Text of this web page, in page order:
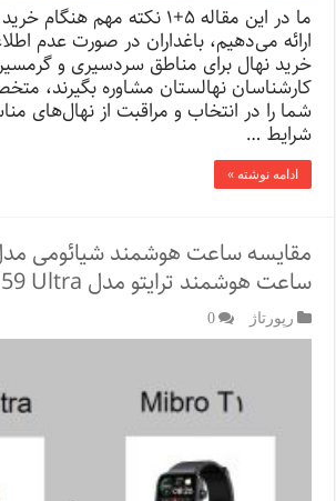
ما در این مقاله ۵+۱ نکته مهم
ارائه می‌دهیم، باغداران در صورت عدم
خرید نهال برای مناطق سردسیری و
کارشناسان نهالستان مشاوره بگیرند،
شما را در انتخاب و مراقبت از نهال‌های
شرایط …
ادامه نوشته »
ساعت هوشمند ترایتو مدل LG59 Ultra
رپورتاژ‌ 0